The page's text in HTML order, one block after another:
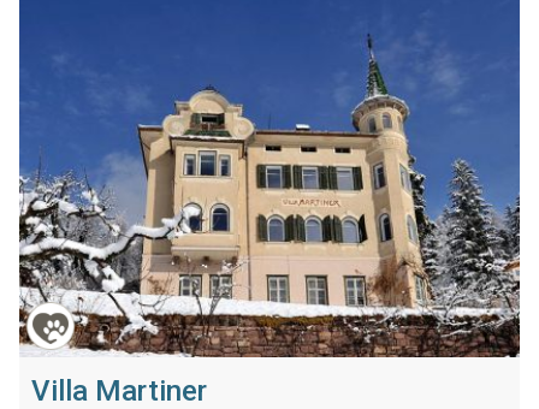
Villa Martiner